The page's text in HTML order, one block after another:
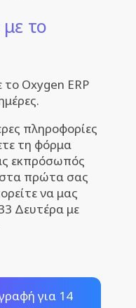
το
Oxygen ERP
πληροφορίες
τη φόρμα
εκπρόσωπός
πρώτα σας
να μας
Δευτέρα με
για 14